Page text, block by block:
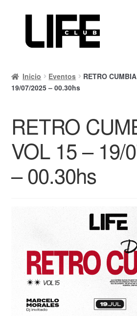
contenido
Calendario
Carrito
Finalizar compra
Ayuda Rapida
Inicio Eventos
RETRO
19/07/2025 – 00.30hs
RETRO
VOL 15 – 19/
– 00.30hs